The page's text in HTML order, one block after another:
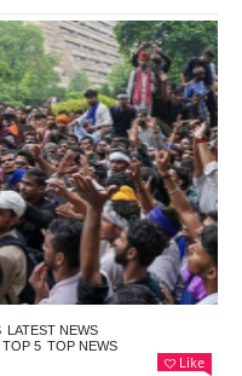
LATEST NEWS
TOP 5 TOP NEWS
Like